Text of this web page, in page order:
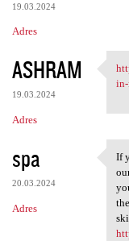
19.03.2024
Adres
ASHRAM
19.03.2024
Adres
spa
20.03.2024
Adres
If
If